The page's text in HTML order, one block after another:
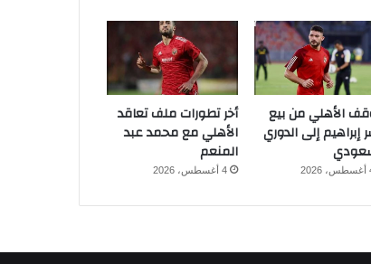
الأهلي من بيع
إبراهيم إلى الدوري
أخر تطورات ملف تعاقد
الأهلي مع محمد عبد
المنعم
4 أغسطس، 2026